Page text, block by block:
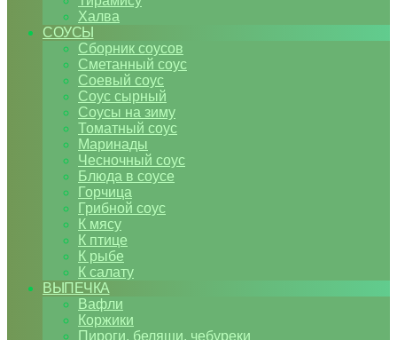
Халва
СОУСЫ
Сборник соусов
Сметанный соус
Соевый соус
Соус сырный
Соусы на зиму
Томатный соус
Маринады
Чесночный соус
Блюда в соусе
Горчица
Грибной соус
К мясу
К птице
К рыбе
К салату
ВЫПЕЧКА
Вафли
Коржики
Пироги, беляши, чебуреки